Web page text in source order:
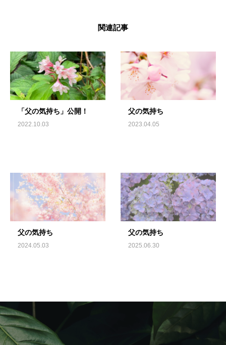
関連記事
「父の気持ち」公開！
2022.10.03
父の気持ち
2023.04.05
父の気持ち
2024.05.03
父の気持ち
2025.06.30